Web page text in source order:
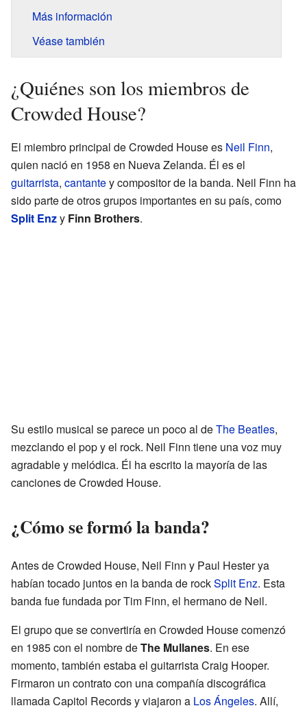
Más información
Véase también
¿Quiénes son los miembros de
Crowded House?
El miembro principal de Crowded House es Neil Finn,
quien nació en 1958 en Nueva Zelanda. Él es el
guitarrista, cantantey compositor de la banda. Neil Finn ha
sido parte de otros grupos importantes en su país, como
Split Enzy Finn Brothers.
Su estilo musical se parece un poco al deThe Beatles,
mezclando el pop y el rock. Neil Finn tiene una voz muy
agradable y melódica. Él ha escrito la mayoría de las
canciones de Crowded House.
¿Cómo se formó la banda?
Antes de Crowded House, Neil Finn y Paul Hester ya
habían tocado juntos en la banda de rockSplit Enz. Esta
banda fue fundada por Tim Finn, el hermano de Neil.
El grupo que se convertiría en Crowded House comenzó
en 1985 con el nombre deThe Mullanes. En ese
momento, también estaba el guitarrista Craig Hooper.
Firmaron un contrato con una compañía discográfica
llamada Capitol Records y viajaron a Los Ángeles. Allí,